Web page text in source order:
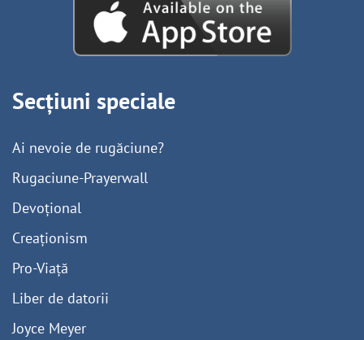
Secțiuni speciale
Ai nevoie de rugăciune?
Rugaciune-Prayerwall
Devoțional
Creaționism
Pro-Viață
Liber de datorii
Joyce Meyer